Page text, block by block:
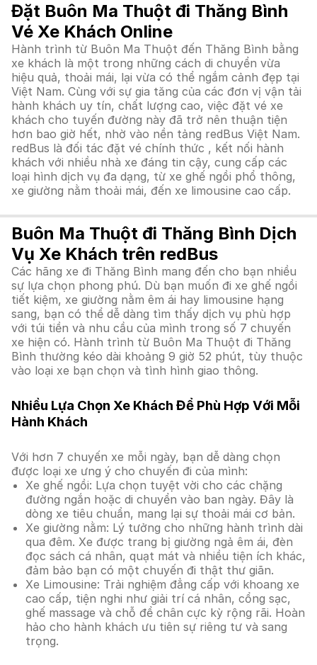
Đặt Buôn Ma Thuột đi Thăng Bình
Vé Xe Khách Online
Hành trình từ Buôn Ma Thuột đến Thăng Bình bằng
xe khách là một trong những cách di chuyển vừa
hiệu quả, thoải mái, lại vừa có thể ngắm cảnh đẹp tại
Việt Nam. Cùng với sự gia tăng của các đơn vị vận tải
hành khách uy tín, chất lượng cao, việc đặt vé xe
khách cho tuyến đường này đã trở nên thuận tiện
hơn bao giờ hết, nhờ vào nền tảng redBus Việt Nam.
redBus là đối tác đặt vé chính thức , kết nối hành
khách với nhiều nhà xe đáng tin cậy, cung cấp các
loại hình dịch vụ đa dạng, từ xe ghế ngồi phổ thông,
xe giường nằm thoải mái, đến xe limousine cao cấp.
Buôn Ma Thuột đi Thăng Bình Dịch
Vụ Xe Khách trên redBus
Các hãng xe đi Thăng Bình mang đến cho bạn nhiều
sự lựa chọn phong phú. Dù bạn muốn đi xe ghế ngồi
tiết kiệm, xe giường nằm êm ái hay limousine hạng
sang, bạn có thể dễ dàng tìm thấy dịch vụ phù hợp
với túi tiền và nhu cầu của mình trong số 7 chuyến
xe hiện có. Hành trình từ Buôn Ma Thuột đi Thăng
Bình thường kéo dài khoảng 9 giờ 52 phút, tùy thuộc
vào loại xe bạn chọn và tình hình giao thông.
Nhiều Lựa Chọn Xe Khách Để Phù Hợp Với Mỗi
Hành Khách
Với hơn 7 chuyến xe mỗi ngày, bạn dễ dàng chọn
được loại xe ưng ý cho chuyến đi của mình:
Xe ghế ngồi: Lựa chọn tuyệt vời cho các chặng
đường ngắn hoặc di chuyển vào ban ngày. Đây là
dòng xe tiêu chuẩn, mang lại sự thoải mái cơ bản.
Xe giường nằm: Lý tưởng cho những hành trình dài
qua đêm. Xe được trang bị giường ngả êm ái, đèn
đọc sách cá nhân, quạt mát và nhiều tiện ích khác,
đảm bảo bạn có một chuyến đi thật thư giãn.
Xe Limousine: Trải nghiệm đẳng cấp với khoang xe
cao cấp, tiện nghi như giải trí cá nhân, cổng sạc,
ghế massage và chỗ để chân cực kỳ rộng rãi. Hoàn
hảo cho hành khách ưu tiên sự riêng tư và sang
trọng.